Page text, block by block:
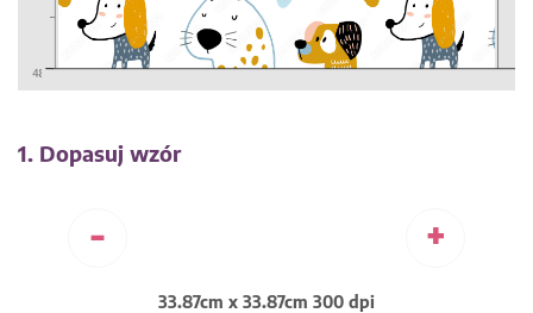
1. Dopasuj wzór
- +
33.87cm x 33.87cm 300 dpi